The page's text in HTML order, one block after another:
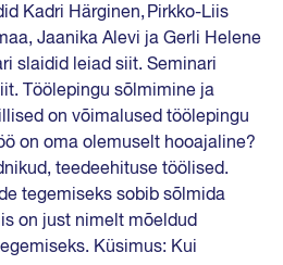
Kadri Härginen, Pirkko-Liis
Jaanika Alevi ja Gerli Helene
slaidid leiad siit. Seminari
Töölepingu sõlmimine ja
on võimalused töölepingu
on oma olemuselt hooajaline?
teedeehituse töölised.
tegemiseks sobib sõlmida
on just nimelt mõeldud
Küsimus: Kui